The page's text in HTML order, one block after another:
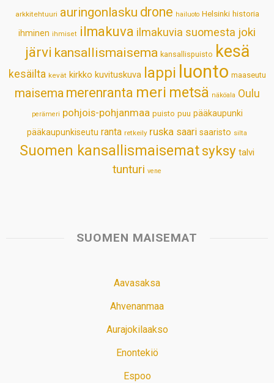
p
k
n
s
t
arkkitehtuuri auringonlasku drone hailuoto Helsinki historia
ihminen ihmiset ilmakuva ilmakuvia suomesta joki
järvi kansallismaisema kansallispuisto kesä
kesäilta kevät kirkko kuvituskuva lappi luonto maaseutu
maisema merenranta meri metsä näköala Oulu
perämeri pohjois-pohjanmaa puisto puu pääkaupunki
pääkaupunkiseutu ranta retkeily ruska saari saaristo silta
Suomen kansallismaisematsyksy talvi
tunturi vene
SUOMEN MAISEMAT
Aavasaksa
Ahvenanmaa
Aurajokilaakso
Enontekiö
Espoo